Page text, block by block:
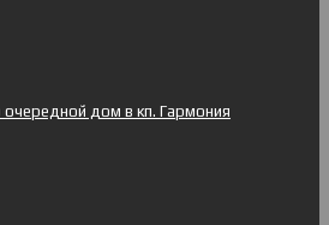
очередной дом в кп. Гармония